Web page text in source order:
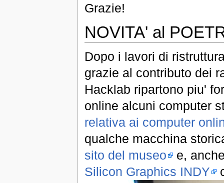
Grazie!
NOVITA' al
Dopo i lavori di
grazie al contributo dei
Hacklab ripartono piu'
online alcuni computer
relativa ai computer
qualche macchina
sito del museo e,
Silicon Graphics INDY